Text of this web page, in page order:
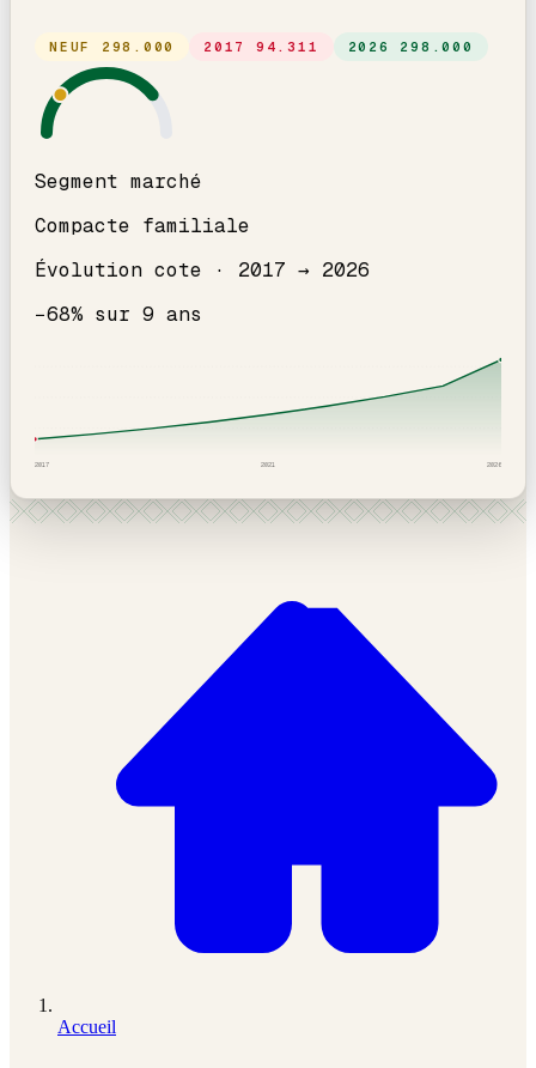
NEUF 298.000 2017 94.311 2026 298.000
Segment marché
Compacte familiale
Évolution cote · 2017 → 2026
−68% sur 9 ans
2017 2021 2026
Accueil